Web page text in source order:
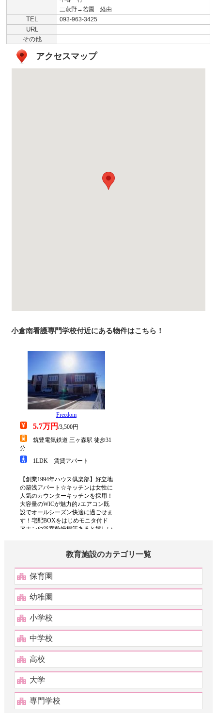
三萩野→若園 経由
TEL 093-963-3425
URL
その他
アクセスマップ
小倉南看護専門学校付近にある物件はこちら！
教育施設のカテゴリ一覧
保育園
幼稚園
小学校
中学校
高校
大学
専門学校